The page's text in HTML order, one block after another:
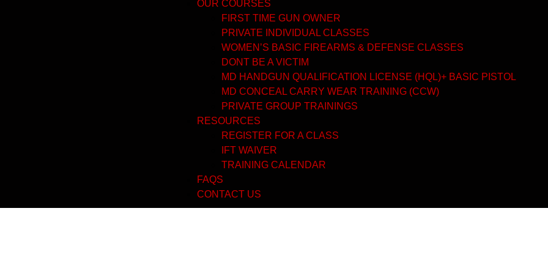
OUR COURSES
FIRST TIME GUN OWNER
PRIVATE INDIVIDUAL CLASSES
WOMEN’S BASIC FIREARMS & DEFENSE CLASSES
DONT BE A VICTIM
MD HANDGUN QUALIFICATION LICENSE (HQL)+ BASIC PISTOL
MD CONCEAL CARRY WEAR TRAINING (CCW)
PRIVATE GROUP TRAININGS
RESOURCES
REGISTER FOR A CLASS
IFT WAIVER
TRAINING CALENDAR
FAQS
CONTACT US